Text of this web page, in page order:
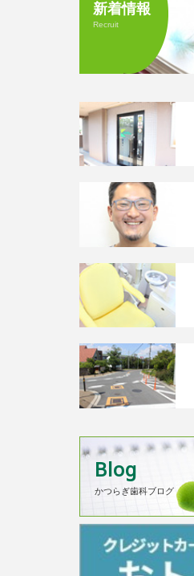
新着情報
Recruit
Blog
かつらぎ歯科ブログ